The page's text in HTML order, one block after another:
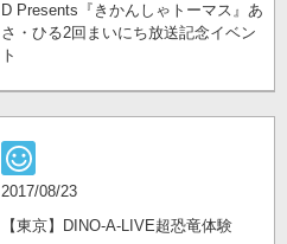
D Presents『きかんしゃトーマス』あ
さ・ひる2回まいにち放送記念イベン
ト
2017/08/23
【東京】DINO-A-LIVE超恐竜体験